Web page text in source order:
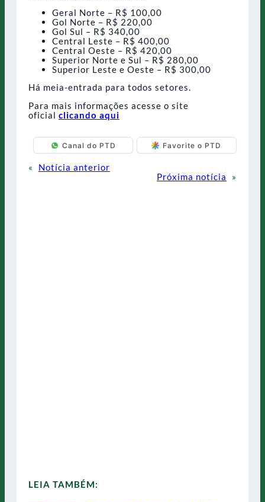
Geral Norte – R$ 100,00
Gol Norte – R$ 220,00
Gol Sul – R$ 340,00
Central Leste – R$ 400,00
Central Oeste – R$ 420,00
Superior Norte e Sul – R$ 280,00
Superior Leste e Oeste – R$ 300,00
Há meia-entrada para todos setores.
Para mais informações acesse o site
oficial clicando aqui
Canal do PTD Favorite o PTD
«
Notícia anterior
Próxima notícia
»
LEIA TAMBÉM: